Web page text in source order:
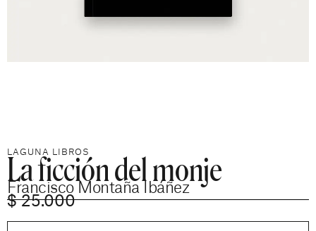
LAGUNA LIBROS
La ficción del monje
Francisco Montaña Ibáñez
$25.000